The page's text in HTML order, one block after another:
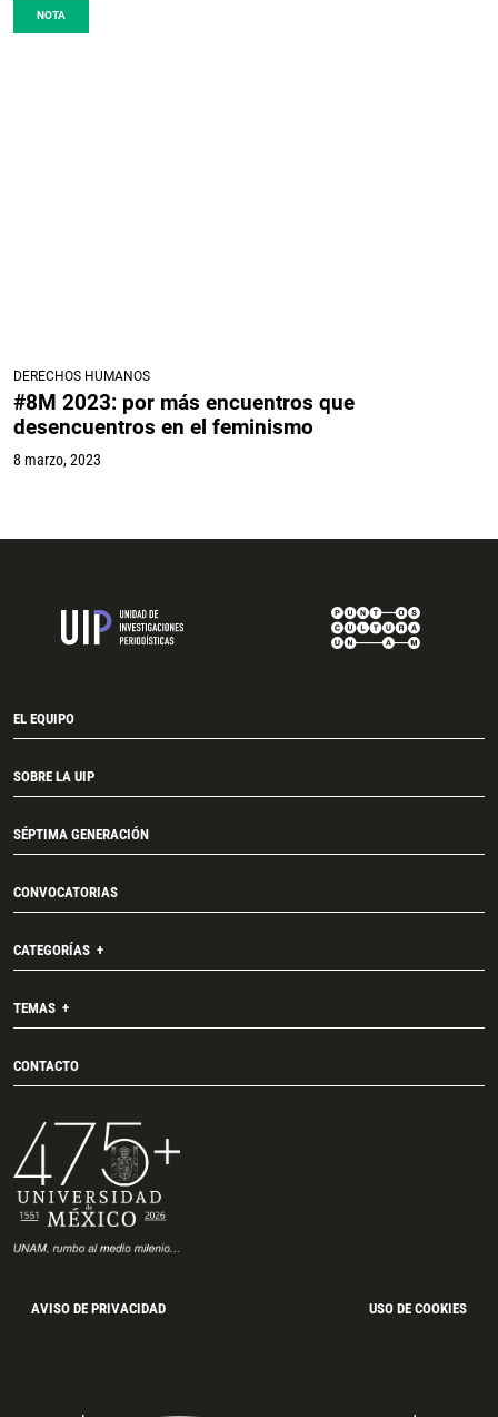
NOTA
DERECHOS HUMANOS
#8M 2023: por más encuentros que
desencuentros en el feminismo
8 marzo, 2023
EL EQUIPO
SOBRE LA UIP
SÉPTIMA GENERACIÓN
CONVOCATORIAS
CATEGORÍAS
TEMAS
CONTACTO
AVISO DE PRIVACIDAD USO DE COOKIES